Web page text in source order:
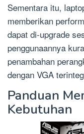
Sementara itu,
memberikan
dapat di-upgrade
penggunaannya
penambahan
dengan VGA
Panduan
Kebutuhan